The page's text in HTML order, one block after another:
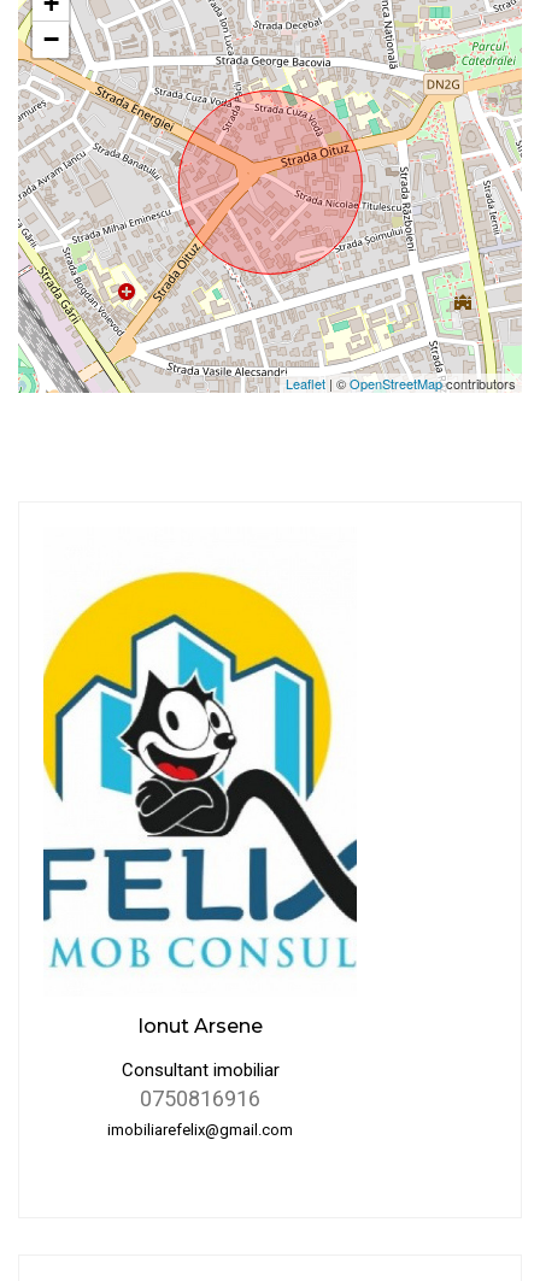
−
Leaflet | ©OpenStreetMapcontributors
Ionut Arsene
Consultant imobiliar
0750816916
imobiliarefelix@gmail.com